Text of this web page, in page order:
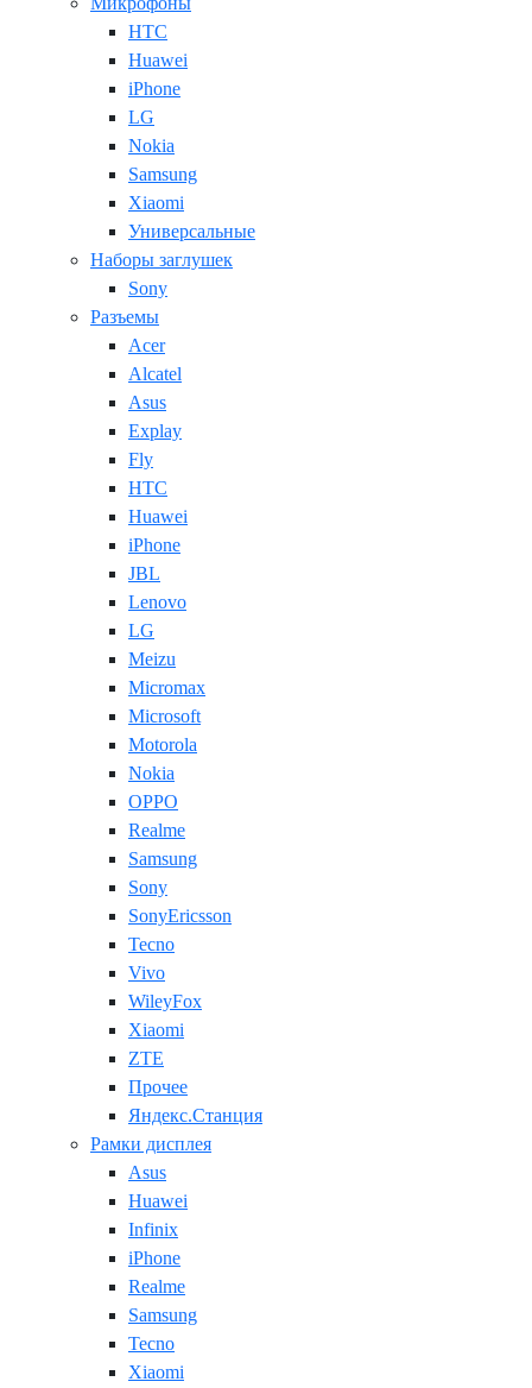
HTC
Huawei
iPhone
LG
Nokia
Samsung
Xiaomi
Универсальные
Наборы заглушек
Sony
Разъемы
Acer
Alcatel
Asus
Explay
Fly
HTC
Huawei
iPhone
JBL
Lenovo
LG
Meizu
Micromax
Microsoft
Motorola
Nokia
OPPO
Realme
Samsung
Sony
SonyEricsson
Tecno
Vivo
WileyFox
Xiaomi
ZTE
Прочее
Яндекс.Станция
Рамки дисплея
Asus
Huawei
Infinix
iPhone
Realme
Samsung
Tecno
Xiaomi